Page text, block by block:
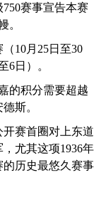
赛事宣告本赛
。
10月25日至30
6日）。
的积分需要超越
斯。
赛首圈对上东道
尤其这项1936年
历史最悠久赛事